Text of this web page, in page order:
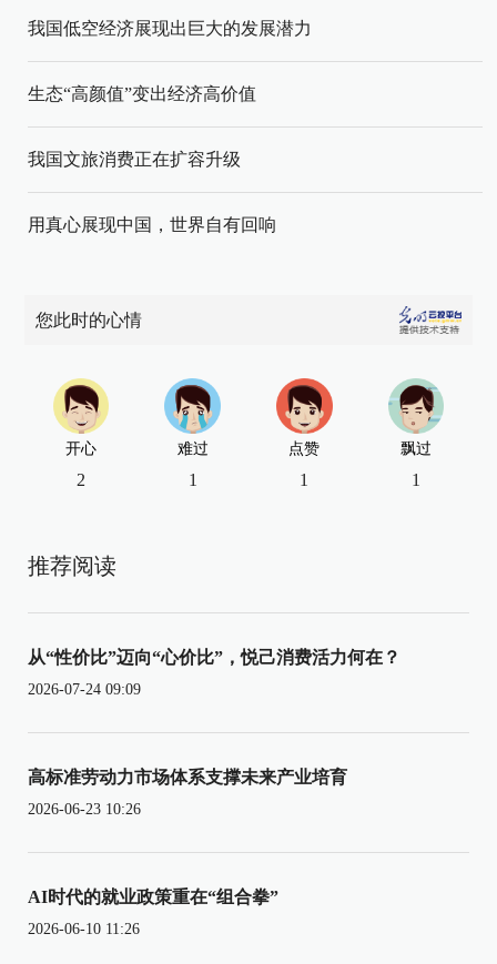
我国低空经济展现出巨大的发展潜力
生态“高颜值”变出经济高价值
我国文旅消费正在扩容升级
用真心展现中国，世界自有回响
您此时的心情
开心
2
难过
1
点赞
1
飘过
1
推荐阅读
从“性价比”迈向“心价比”，悦己消费活力何在？
2026-07-24 09:09
高标准劳动力市场体系支撑未来产业培育
2026-06-23 10:26
AI时代的就业政策重在“组合拳”
2026-06-10 11:26